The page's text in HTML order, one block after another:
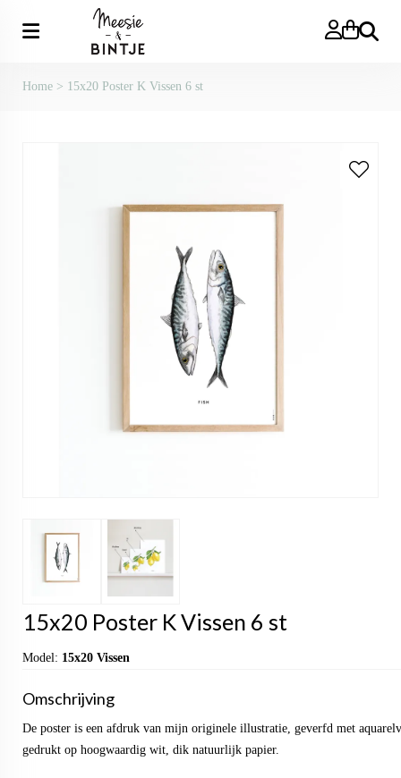
Zoeken
Home > 15x20 Poster K Vissen 6 st
15x20 Poster K Vissen 6 st
Model: 15x20 Vissen
Omschrijving
De poster is een afdruk van mijn originele illustratie, geverfd met
gedrukt op hoogwaardig wit, dik natuurlijk papier.